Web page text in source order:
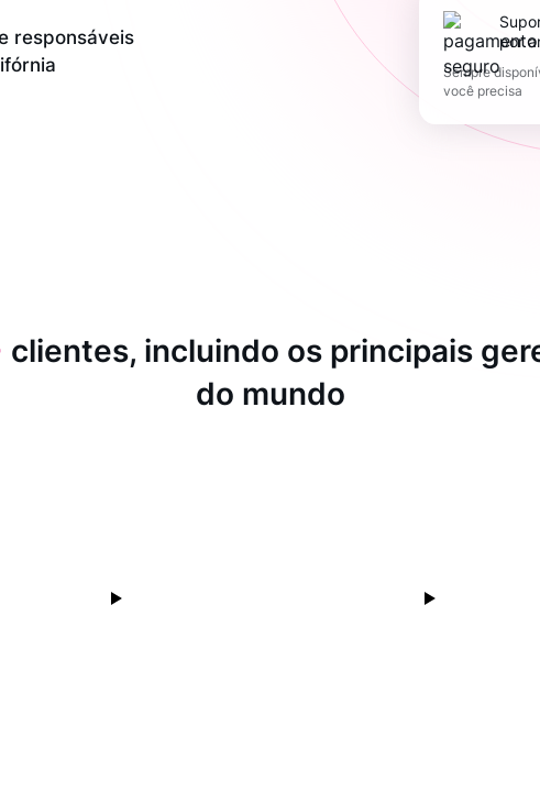
responsáveis
Suporte 365 dias
por
Sempre
você precisa
clientes, incluindo os principais
do mundo